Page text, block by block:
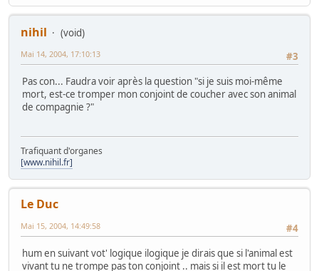
nihil
(void)
#3
Mai 14, 2004, 17:10:13
Pas con... Faudra voir après la question "si je suis moi-même
mort, est-ce tromper mon conjoint de coucher avec son animal
de compagnie ?"
Trafiquant d'organes
[www.nihil.fr]
Le Duc
#4
Mai 15, 2004, 14:49:58
hum en suivant vot' logique ilogique je dirais que si l'animal est
vivant tu ne trompe pas ton conjoint .. mais si il est mort tu le